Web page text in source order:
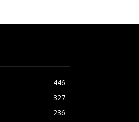
446
327
236